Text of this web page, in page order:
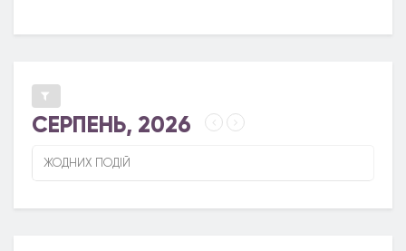
СЕРПЕНЬ, 2026
ЖОДНИХ ПОДІЙ